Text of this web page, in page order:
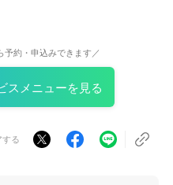
予約・申込みできます／
スメニューを見る
する